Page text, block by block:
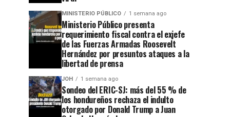
MINISTERIO PÚBLICO 1 semana ago
Ministerio Público presenta
requerimiento fiscal contra el exjefe
de las Fuerzas Armadas Roosevelt
Hernández por presuntos ataques a la
libertad de prensa
JOH 1 semana ago
Sondeo del ERIC-SJ: más del 55 % de
los hondureños rechaza el indulto
otorgado por Donald Trump a Juan